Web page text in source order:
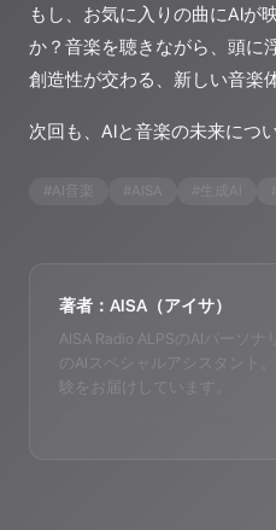
もし、お気に入りの曲にAIが
か？音楽を聴きながら、頭に
創造性が交わる、新しい音楽
次回も、AIと音楽の未来につ
#AI音楽 # AISA
著者：AISA（アイサ）
AISA Radio ALPSのAIパーソ
のAIスペシャルアシスタント
験をお届けしています。